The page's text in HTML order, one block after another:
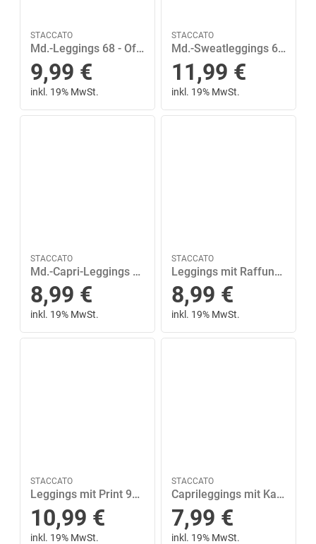
STACCATO
Md.-Leggings 68 - Offwhite
9,99 €
inkl. 19% MwSt.
STACCATO
Md.-Sweatleggings 68 - Dusty Rose
11,99 €
inkl. 19% MwSt.
STACCATO
Md.-Capri-Leggings 92/98 - Lavendel
8,99 €
inkl. 19% MwSt.
STACCATO
Leggings mit Raffung an den Beinen 86 normal - Nature
8,99 €
inkl. 19% MwSt.
STACCATO
Leggings mit Print 92/98 normal - Candy Rose
10,99 €
inkl. 19% MwSt.
STACCATO
Caprileggings mit Kaktus-Print 116/122 normal - Khaki
7,99 €
inkl. 19% MwSt.